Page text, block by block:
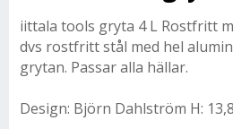
iittala tools gryta 4 L Rostfritt
dvs rostfritt stål med hel
grytan. Passar alla hällar.
Design: Björn Dahlström H: